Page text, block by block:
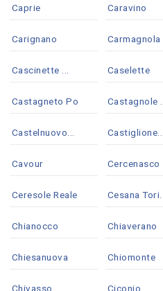
Caprie Caravino
Carignano Carmagnola
Cascinette ... Caselette
Castagneto Po Castagnole ...
Castelnuovo... Castiglione...
Cavour Cercenasco
Ceresole Reale Cesana Tori...
Chianocco Chiaverano
Chiesanuova Chiomonte
Chivasso Ciconio